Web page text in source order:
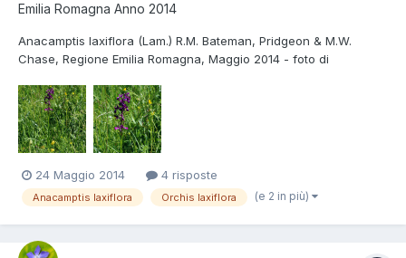
Emilia Romagna Anno 2014
Anacamptis laxiflora (Lam.) R.M. Bateman, Pridgeon & M.W.
Chase, Regione Emilia Romagna, Maggio 2014 - foto di
24 Maggio 2014 4 risposte
Anacamptis laxiflora Orchis laxiflora (e 2 in più)